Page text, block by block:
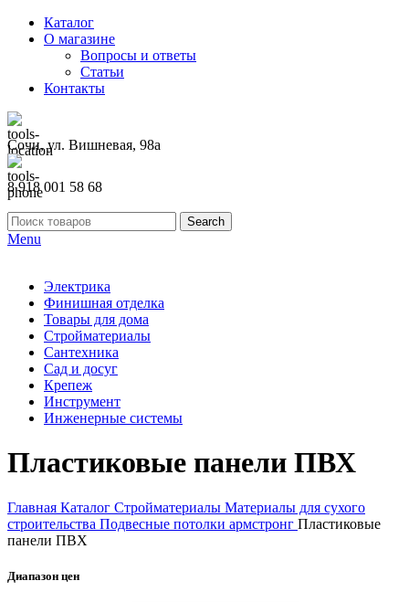
Каталог
О магазине
Вопросы и ответы
Статьи
Контакты
Сочи, ул. Вишневая, 98а
8 918 001 58 68
Search
Menu
Электрика
Финишная отделка
Товары для дома
Стройматериалы
Сантехника
Сад и досуг
Крепеж
Инструмент
Инженерные системы
Пластиковые панели ПВХ
Главная Каталог Стройматериалы Материалы для сухого
строительства Подвесные потолки армстронг Пластиковые
панели ПВХ
Диапазон цен